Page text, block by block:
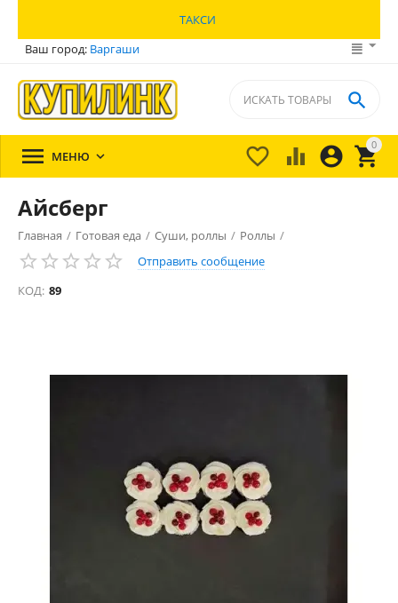
ТАКСИ
Ваш город: Варгаши
0


 

 МЕНЮ 
Айсберг
Главная / Готовая еда / Суши, роллы / Роллы /
Отправить сообщение
КОД: 89